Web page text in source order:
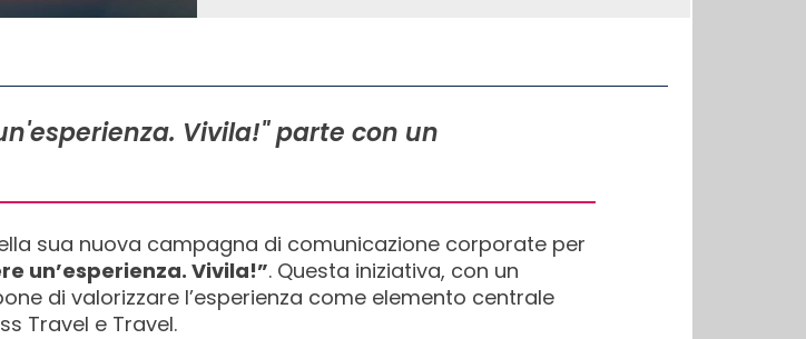
Vivila!" parte con un
sua nuova campagna di comunicazione corporate per
un’esperienza. Vivila!”. Questa iniziativa, con un
di valorizzare l’esperienza come elemento centrale
Travel e Travel.